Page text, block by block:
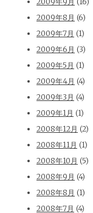
2009年8月 (6)
2009年7月 (1)
2009年6月 (3)
2009年5月 (1)
2009年4月 (4)
2009年3月 (4)
2009年1月 (1)
2008年12月 (2)
2008年11月 (1)
2008年10月 (5)
2008年9月 (4)
2008年8月 (1)
2008年7月 (4)